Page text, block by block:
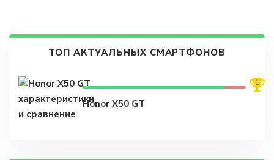
ТОП АКТУАЛЬНЫХ СМАРТФОНОВ
1
Honor X50 GT